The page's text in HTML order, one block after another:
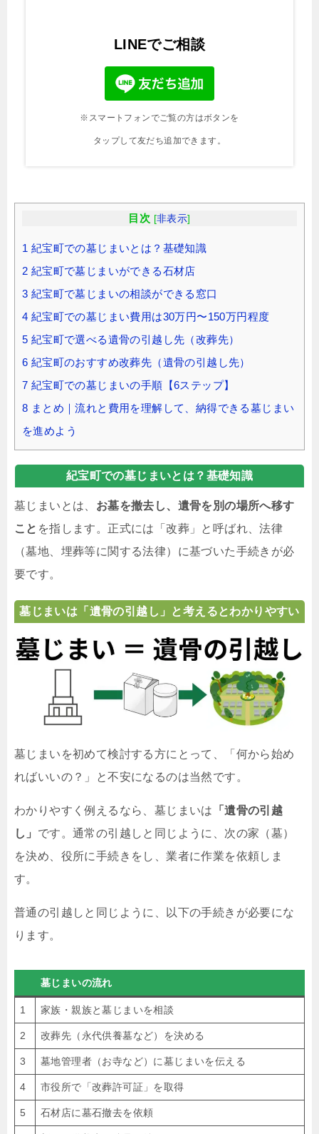
LINEでご相談
※スマートフォンでご覧の方はボタンを
タップして友だち追加できます。
目次 [非表示]
1 紀宝町での墓じまいとは？基礎知識
2 紀宝町で墓じまいができる石材店
3 紀宝町で墓じまいの相談ができる窓口
4 紀宝町での墓じまい費用は30万円〜150万円程度
5 紀宝町で選べる遺骨の引越し先（改葬先）
6 紀宝町のおすすめ改葬先（遺骨の引越し先）
7 紀宝町での墓じまいの手順【6ステップ】
8 まとめ｜流れと費用を理解して、納得できる墓じまい
を進めよう
紀宝町での墓じまいとは？基礎知識
墓じまいとは、 お墓を撤去し、遺骨を別の場所へ移す
こと を指します。正式には「改葬」と呼ばれ、法律
（墓地、埋葬等に関する法律）に基づいた手続きが必
要です。
墓じまいは「遺骨の引越し」と考えるとわかりやすい
墓じまいを初めて検討する方にとって、「何から始め
ればいいの？」と不安になるのは当然です。
わかりやすく例えるなら、墓じまいは
「遺骨の引越
し」 です。通常の引越しと同じように、次の家（墓）
を決め、役所に手続きをし、業者に作業を依頼しま
す。
普通の引越しと同じように、以下の手続きが必要にな
ります。
墓じまいの流れ
1 家族・親族と墓じまいを相談
2 改葬先（永代供養墓など）を決める
3 墓地管理者（お寺など）に墓じまいを伝える
4 市役所で「改葬許可証」を取得
5 石材店に墓石撤去を依頼